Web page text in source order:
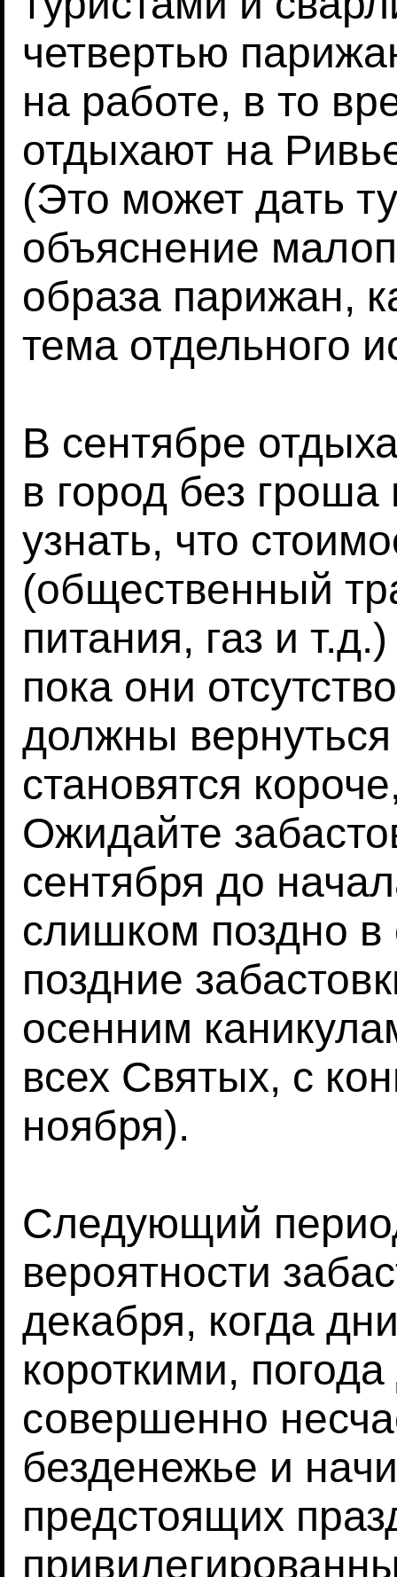
четвертью
на работе, в то
отдыхают на
(Это может дать
объяснение
образа парижан,
тема отдельного
В сентябре
в город без
узнать, что
(общественный
питания, газ и
пока они
должны
становятся
Ожидайте
сентября до
слишком поздно в
поздние
осенним
всех Святых, с
ноября).
Следующий
вероятности
декабря, когда
короткими,
совершенно
безденежье и
предстоящих